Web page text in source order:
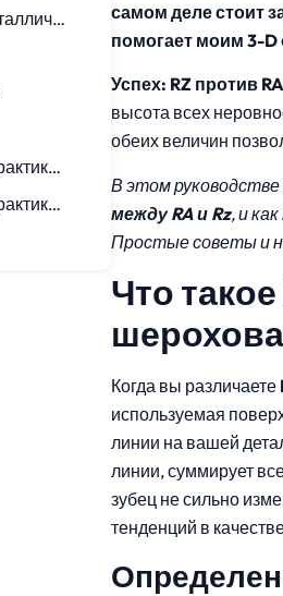
SLM/SLS: Металлический порошок
Пример из практики: Водяной клапан
Пример из практики: Metal Gear
самом деле стоит
помогает моим 3-D
Успех: RZ против
высота всех
обеих величин
В этом руководстве
между RA и Rz, и
Простые советы и
Что
Когда вы различаете
используемая
линии на вашей
линии, суммирует
зубец не сильно
тенденций в